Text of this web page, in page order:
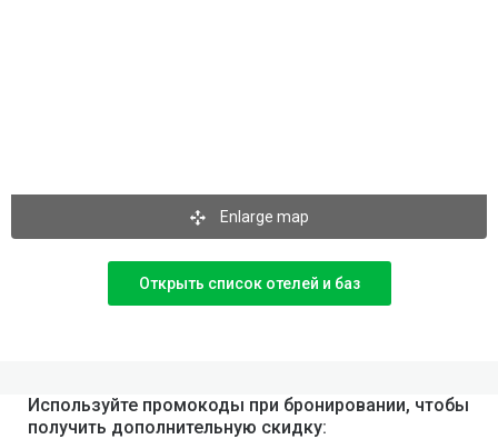
Enlarge map
Открыть список отелей и баз
Используйте промокоды при бронировании, чтобы
получить дополнительную скидку: